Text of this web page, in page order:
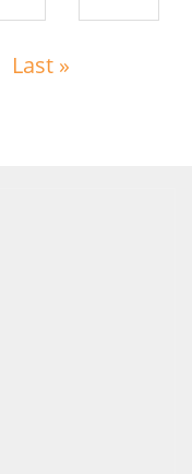
Siguiente
Last »